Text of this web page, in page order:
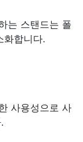
는 스탠드는 폴
화합니다.
사용성으로 사